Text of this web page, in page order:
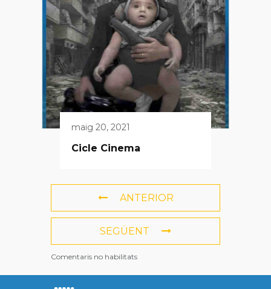
maig 20, 2021
Cicle Cinema
ANTERIOR
SEGÜENT
Comentaris no habilitats